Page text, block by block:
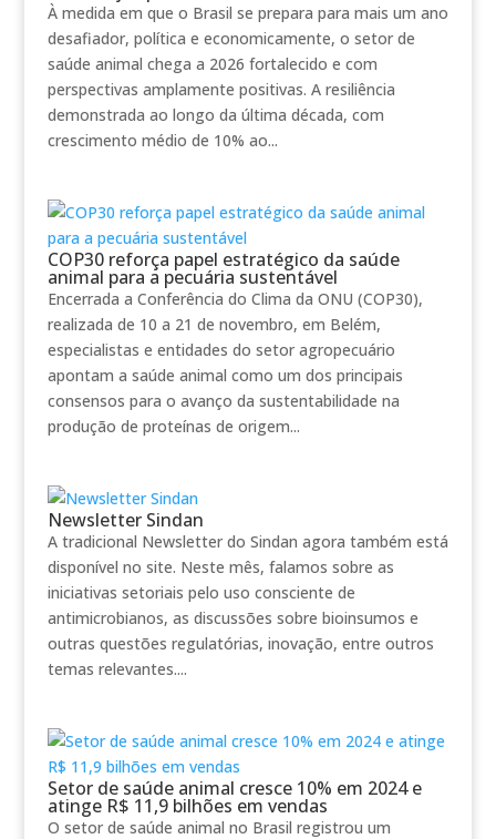
À medida em que o Brasil se prepara para mais um ano
desafiador, política e economicamente, o setor de
saúde animal chega a 2026 fortalecido e com
perspectivas amplamente positivas. A resiliência
demonstrada ao longo da última década, com
crescimento médio de 10% ao...
COP30 reforça papel estratégico da saúde
animal para a pecuária sustentável
Encerrada a Conferência do Clima da ONU (COP30),
realizada de 10 a 21 de novembro, em Belém,
especialistas e entidades do setor agropecuário
apontam a saúde animal como um dos principais
consensos para o avanço da sustentabilidade na
produção de proteínas de origem...
Newsletter Sindan
A tradicional Newsletter do Sindan agora também está
disponível no site. Neste mês, falamos sobre as
iniciativas setoriais pelo uso consciente de
antimicrobianos, as discussões sobre bioinsumos e
outras questões regulatórias, inovação, entre outros
temas relevantes....
Setor de saúde animal cresce 10% em 2024 e
atinge R$ 11,9 bilhões em vendas
O setor de saúde animal no Brasil registrou um